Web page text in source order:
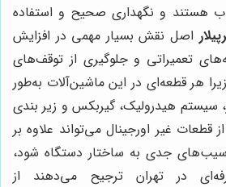
هستند و نگهداری صحیح و استفاده
اصل نقش بسیار مهمی در افزایش
تعمیراتی و جلوگیری از توقف‌های
هر قطعه‌ای در این ماشین‌آلات به‌طور
سیستم هیدرولیک، گیربکس و زیر بندی
قطعات غیر اورجینال می‌تواند علاوه بر
جدی به ساختار دستگاه شود،
در تهران ترجیح می‌دهند از